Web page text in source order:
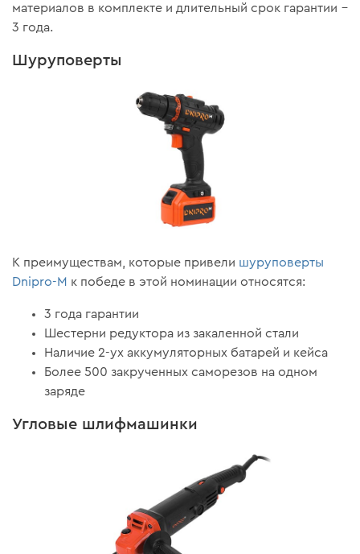
материалов в комплекте и длительный срок гарантии –
3 года.
Шуруповерты
К преимуществам, которые привели шуруповерты
Dnipro-M к победе в этой номинации относятся:
3 года гарантии
Шестерни редуктора из закаленной стали
Наличие 2-ух аккумуляторных батарей и кейса
Более 500 закрученных саморезов на одном
заряде
Угловые шлифмашинки